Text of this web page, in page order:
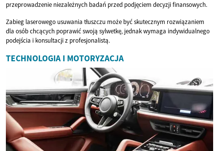
przeprowadzenie niezależnych badań przed podjęciem decyzji finansowych.
Zabieg laserowego usuwania tłuszczu może być skutecznym rozwiązaniem
dla osób chcących poprawić swoją sylwetkę, jednak wymaga indywidualnego
podejścia i konsultacji z profesjonalistą.
TECHNOLOGIA I MOTORYZACJA